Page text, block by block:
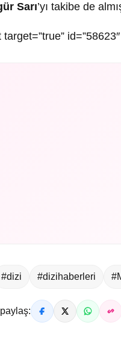
Sarı’yı takibe de
#dizi #dizihaberleri